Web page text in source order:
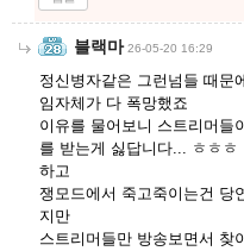
블랙마 26-05-20 16:29
정신병자같은 그런넘들 때문
임자체가 다 폭망했죠
이유를 물어보니 스트리머들
를 받는게 싫답니다... ㅎㅎ
하고
쟁모드에서 죽고죽이는건 당
지만
스트리머들만 방송보면서 찾